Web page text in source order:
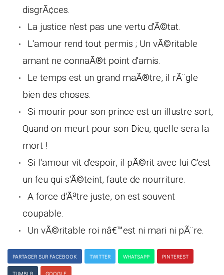
disgrÃ¢ces.
La justice n'est pas une vertu d'Ã©tat.
L'amour rend tout permis ; Un vÃ©ritable
amant ne connaÃ®t point d'amis.
Le temps est un grand maÃ®tre, il rÃ¨gle
bien des choses.
Si mourir pour son prince est un illustre sort,
Quand on meurt pour son Dieu, quelle sera la
mort !
Si l'amour vit d'espoir, il pÃ©rit avec lui C'est
un feu qui s'Ã©teint, faute de nourriture.
A force d'Ãªtre juste, on est souvent
coupable.
Un vÃ©ritable roi nâ€™est ni mari ni pÃ¨re.
PARTAGER SUR FACEBOOK TWITTER WHATSAPP PINTEREST
TUMBLR GOOGLE